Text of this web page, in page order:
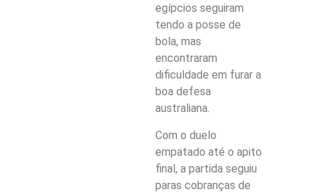
egípcios seguiram
tendo a posse de
bola, mas
encontraram
dificuldade em furar a
boa defesa
australiana.
Com o duelo
empatado até o apito
final, a partida seguiu
paras cobranças de